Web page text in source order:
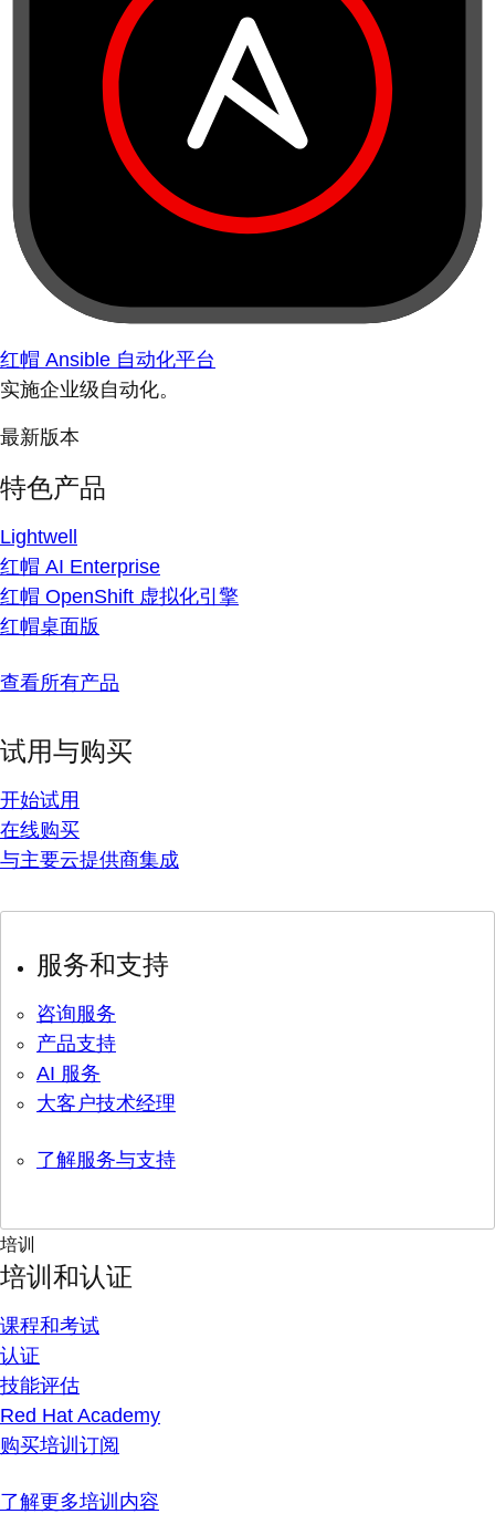
红帽 Ansible 自动化平台
实施企业级自动化。
最新版本
特色产品
Lightwell
红帽 AI Enterprise
红帽 OpenShift 虚拟化引擎
红帽桌面版
查看所有产品
试用与购买
开始试用
在线购买
与主要云提供商集成
服务和支持
咨询服务
产品支持
AI 服务
大客户技术经理
了解服务与支持
培训
培训和认证
课程和考试
认证
技能评估
Red Hat Academy
购买培训订阅
了解更多培训内容